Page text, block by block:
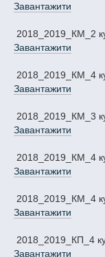
Завантажити
2018_2019_КМ_2
Завантажити
2018_2019_КМ_4
Завантажити
2018_2019_КМ_3
Завантажити
2018_2019_КМ_4
Завантажити
2018_2019_КМ_4
Завантажити
2018_2019_КП_4
Завантажити